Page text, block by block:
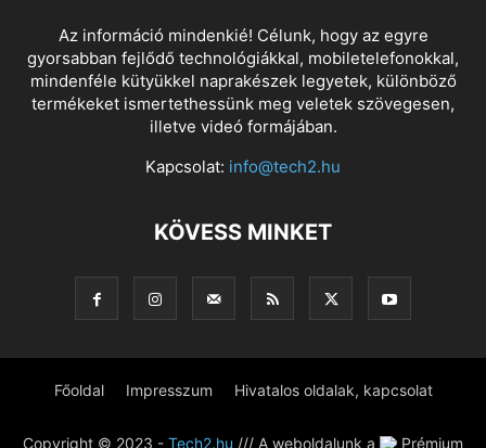
Az információ mindenkié! Célunk, hogy az egyre
gyorsabban fejlődő technológiákkal, mobiletelefonokkal,
mindenféle kütyükkel naprakészek legyetek, különböző
termékeket ismertethessünk meg veletek szövegesen,
illetve videó formájában.
Kapcsolat: info@tech2.hu
KÖVESS MINKET
Főoldal Impresszum Hivatalos oldalak, kapcsolat
Copyright © 2023 - Tech2.hu /// A weboldalunk a Prémium